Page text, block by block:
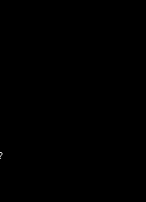
que define tu
de
mejor
industrial. Los
para adaptarse a diversas
o mayor
Además, la variedad